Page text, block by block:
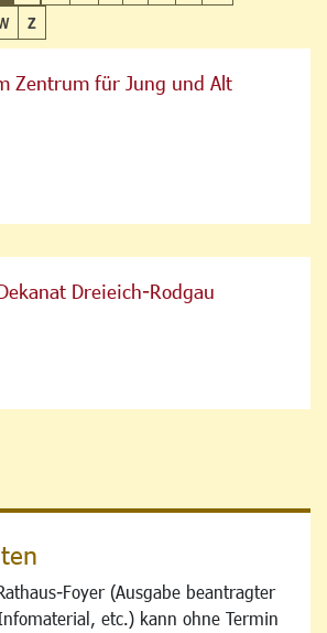
Z
Zentrum für Jung und Alt
Dreieich-Rodgau
Foyer (Ausgabe beantragter
etc.) kann ohne Termin